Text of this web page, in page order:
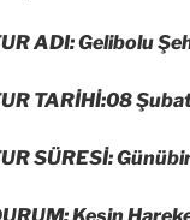
ADI: Gelibolu
TARİHİ:08
SÜRESİ: